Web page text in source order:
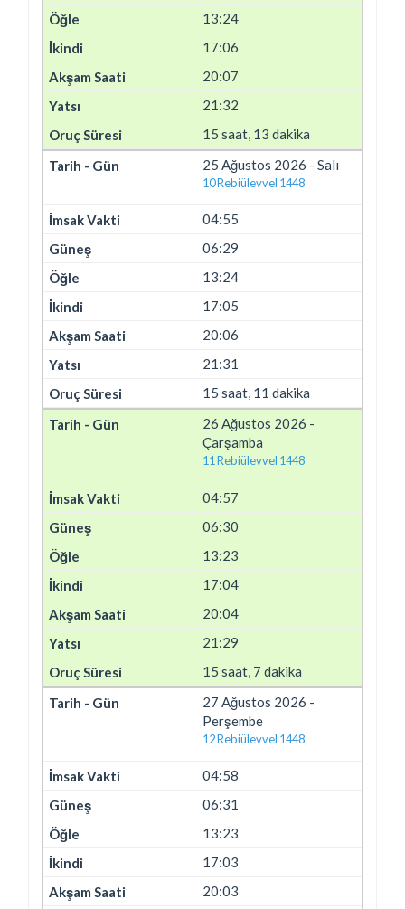
13:24
17:06
20:07
21:32
15 saat, 13 dakika
25 Ağustos 2026 - Salı
10 Rebiülevvel 1448
04:55
06:29
13:24
17:05
20:06
21:31
15 saat, 11 dakika
26 Ağustos 2026 -
Çarşamba
11 Rebiülevvel 1448
04:57
06:30
13:23
17:04
20:04
21:29
15 saat, 7 dakika
27 Ağustos 2026 -
Perşembe
12 Rebiülevvel 1448
04:58
06:31
13:23
17:03
20:03